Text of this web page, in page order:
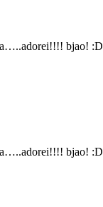
bjao! :D
bjao! :D